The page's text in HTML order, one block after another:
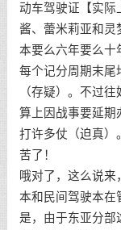
动车驾驶证【实际
酱、蕾米莉亚和灵
本要么六年要么十
每个记分周期末尾
（存疑）。不过
算上因战事要延期
打许多仗（迫真）
苦了！
哦对了，这么说
本和民间驾驶本在
是，由于东亚分部